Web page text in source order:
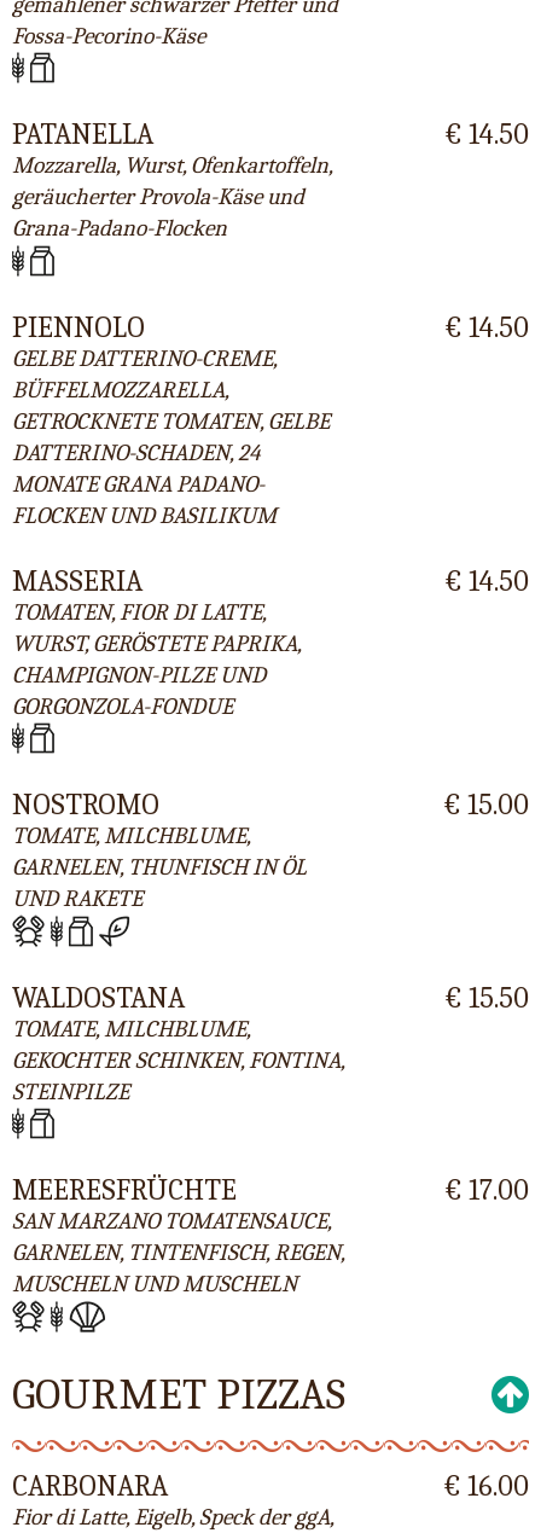
Fossa-Pecorino-Käse
PATANELLA
Mozzarella, Wurst, Ofenkartoffeln,
geräucherter Provola-Käse und
Grana-Padano-Flocken
€ 14.50
PIENNOLO
GELBE DATTERINO-CREME,
BÜFFELMOZZARELLA,
GETROCKNETE TOMATEN, GELBE
DATTERINO-SCHADEN, 24
MONATE GRANA PADANO-
FLOCKEN UND BASILIKUM
€ 14.50
MASSERIA
TOMATEN, FIOR DI LATTE,
WURST, GERÖSTETE PAPRIKA,
CHAMPIGNON-PILZE UND
GORGONZOLA-FONDUE
€ 14.50
NOSTROMO
TOMATE, MILCHBLUME,
GARNELEN, THUNFISCH IN ÖL
UND RAKETE
€ 15.00
WALDOSTANA
TOMATE, MILCHBLUME,
GEKOCHTER SCHINKEN, FONTINA,
STEINPILZE
€ 15.50
MEERESFRÜCHTE
SAN MARZANO TOMATENSAUCE,
GARNELEN, TINTENFISCH, REGEN,
MUSCHELN UND MUSCHELN
€ 17.00
GOURMET PIZZAS
CARBONARA
Fior di Latte, Eigelb, Speck der ggA,
€ 16.00